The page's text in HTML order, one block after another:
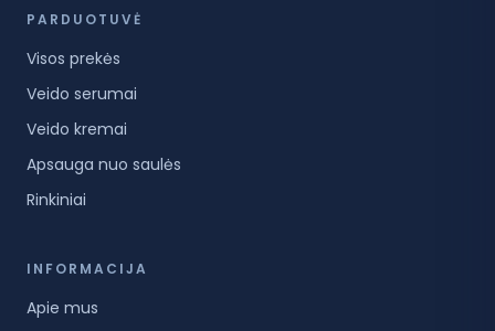
PARDUOTUVĖ
Visos prekės
Veido serumai
Veido kremai
Apsauga nuo saulės
Rinkiniai
INFORMACIJA
Apie mus